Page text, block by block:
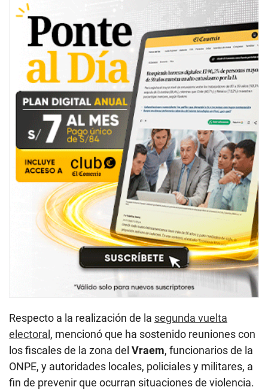
Respecto a la realización de la segunda vuelta
electoral , mencionó que ha sostenido reuniones con
los fiscales de la zona del Vraem, funcionarios de la
ONPE, y autoridades locales, policiales y militares, a
fin de prevenir que ocurran situaciones de violencia.